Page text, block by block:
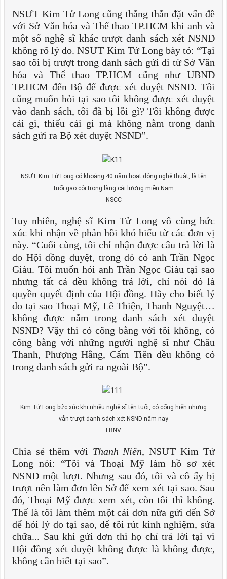
NSƯT Kim Tử Long cũng thẳng thắn đặt vấn đề
với Sở Văn hóa và Thể thao TP.HCM khi anh và
một số nghệ sĩ khác trượt danh sách xét NSND
không rõ lý do. NSƯT Kim Tử Long bày tỏ: “Tại
sao tôi bị trượt trong danh sách gửi đi từ Sở Văn
hóa và Thể thao TP.HCM cũng như UBND
TP.HCM đến Bộ để được xét duyệt NSND. Tôi
cũng muốn hỏi tại sao tôi không được xét duyệt
vào danh sách, tôi đã bị lỗi gì? Tôi không được
cái gì, thiếu cái gì mà không nằm trong danh
sách gửi ra Bộ xét duyệt NSND”.
NSƯT Kim Tử Long có khoảng 40 năm hoạt động nghệ thuật, là tên
tuổi gạo cội trong làng cải lương miền Nam
NSCC
Tuy nhiên, nghệ sĩ Kim Tử Long vô cùng bức
xúc khi nhận về phản hồi khó hiểu từ các đơn vị
này. “Cuối cùng, tôi chỉ nhận được câu trả lời là
do Hội đồng duyệt, trong đó có anh Trần Ngọc
Giàu. Tôi muốn hỏi anh Trần Ngọc Giàu tại sao
nhưng tất cả đều không trả lời, chỉ nói đó là
quyền quyết định của Hội đồng. Hãy cho biết lý
do tại sao Thoại Mỹ, Lê Thiện, Thanh Nguyệt…
không được nằm trong danh sách xét duyệt
NSND? Vậy thì có công bằng với tôi không, có
công bằng với những người nghệ sĩ như Châu
Thanh, Phượng Hằng, Cẩm Tiên đều không có
trong danh sách gửi ra ngoài Bộ”.
Kim Tử Long bức xúc khi nhiều nghệ sĩ tên tuổi, có cống hiến nhưng
vẫn trượt danh sách xét NSND năm nay
FBNV
Chia sẻ thêm với Thanh Niên, NSƯT Kim Tử
Long nói: “Tôi và Thoại Mỹ làm hồ sơ xét
NSND một lượt. Nhưng sau đó, tôi và cô ấy bị
trượt nên làm đơn lên Sở để xem xét tại sao. Sau
đó, Thoại Mỹ được xem xét, còn tôi thì không.
Thế là tôi làm thêm một cái đơn nữa gửi đến Sở
để hỏi lý do tại sao, để tôi rút kinh nghiệm, sửa
chữa... Sau khi gửi đơn thì họ chỉ trả lời tại vì
Hội đồng xét duyệt không được là không được,
không cần biết tại sao”.